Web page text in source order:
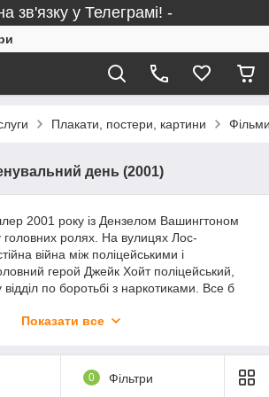
зв'язку у Телеграмі! -
Плакати, постери, картини
день (2001)
2001 року із Дензелом Вашингтоном
головних ролях. На вулицях Лос-
війна між поліцейськими і
герой Джейк Хойт поліцейський,
по боротьбі з наркотиками. Все б
доволі специфічну філософію боротьби з
Фукуа, картина в більшості отримала
і критиків. На нашому сайті Ви
за мотивами фільму «Тренувальний
Показати все
0 Фільтри